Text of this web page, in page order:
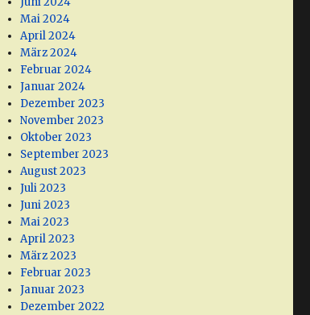
Mai 2024
April 2024
März 2024
Februar 2024
Januar 2024
Dezember 2023
November 2023
Oktober 2023
September 2023
August 2023
Juli 2023
Juni 2023
Mai 2023
April 2023
März 2023
Februar 2023
Januar 2023
Dezember 2022